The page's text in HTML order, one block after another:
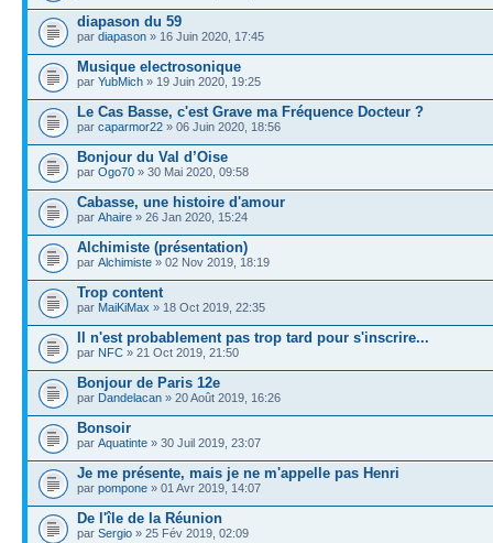
diapason du 59
par diapason » 16 Juin 2020, 17:45
Musique electrosonique
par YubMich » 19 Juin 2020, 19:25
Le Cas Basse, c'est Grave ma Fréquence Docteur ?
par caparmor22 » 06 Juin 2020, 18:56
Bonjour du Val d’Oise
par Ogo70 » 30 Mai 2020, 09:58
Cabasse, une histoire d'amour
par Ahaire » 26 Jan 2020, 15:24
Alchimiste (présentation)
par Alchimiste » 02 Nov 2019, 18:19
Trop content
par MaiKiMax » 18 Oct 2019, 22:35
Il n'est probablement pas trop tard pour s'inscrire...
par NFC » 21 Oct 2019, 21:50
Bonjour de Paris 12e
par Dandelacan » 20 Août 2019, 16:26
Bonsoir
par Aquatinte » 30 Juil 2019, 23:07
Je me présente, mais je ne m'appelle pas Henri
par pompone » 01 Avr 2019, 14:07
De l'île de la Réunion
par Sergio » 25 Fév 2019, 02:09